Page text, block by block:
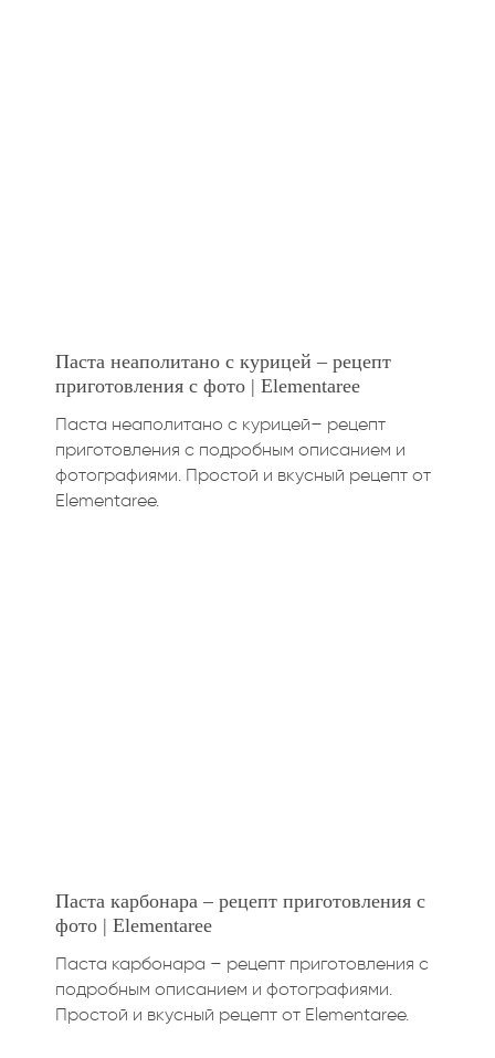
Паста неаполитано с курицей – рецепт
приготовления с фото | Elementaree
Паста неаполитано с курицей– рецепт
приготовления с подробным описанием и
фотографиями. Простой и вкусный рецепт от
Elementaree.
Паста карбонара – рецепт приготовления с
фото | Elementaree
Паста карбонара – рецепт приготовления с
подробным описанием и фотографиями.
Простой и вкусный рецепт от Elementaree.